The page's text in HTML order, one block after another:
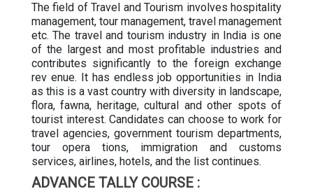
The field of Travel and Tourism involves hospitality
management, tour management, travel management
etc. The travel and tourism industry in India is one
of the largest and most profitable industries and
contributes significantly to the foreign exchange
rev enue. It has endless job opportunities in India
as this is a vast country with diversity in landscape,
flora, fawna, heritage, cultural and other spots of
tourist interest. Candidates can choose to work for
travel agencies, government tourism departments,
tour opera tions, immigration and customs
services, airlines, hotels, and the list continues.
ADVANCE TALLY COURSE :